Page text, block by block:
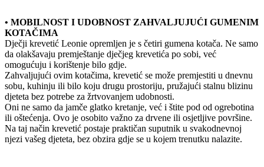
• MOBILNOST I UDOBNOST ZAHVALJUJUĆI GUMENIM
KOTAČIMA
Dječji krevetić Leonie opremljen je s četiri gumena kotača. Ne samo
da olakšavaju premještanje dječjeg krevetića po sobi, već
omogućuju i korištenje bilo gdje.
Zahvaljujući ovim kotačima, krevetić se može premjestiti u dnevnu
sobu, kuhinju ili bilo koju drugu prostoriju, pružajući stalnu blizinu
djeteta bez potrebe za žrtvovanjem udobnosti.
Oni ne samo da jamče glatko kretanje, već i štite pod od ogrebotina
ili oštećenja. Ovo je osobito važno za drvene ili osjetljive površine.
Na taj način krevetić postaje praktičan suputnik u svakodnevnoj
njezi vašeg djeteta, bez obzira gdje se u kojem trenutku nalazite.